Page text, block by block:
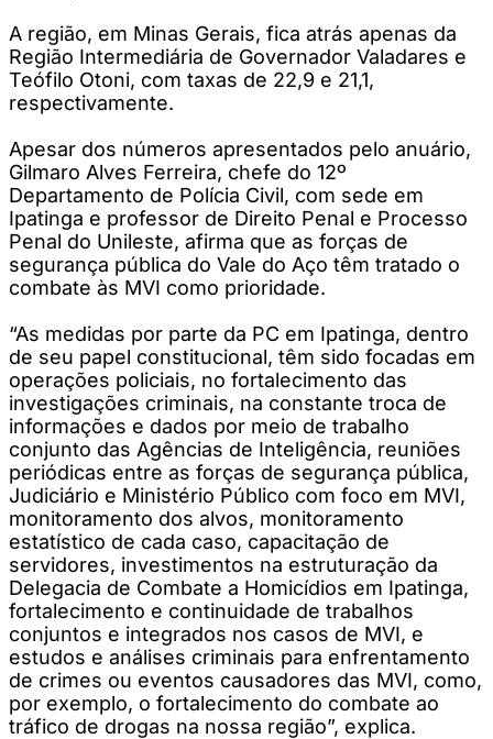
A região, em Minas Gerais, fica atrás apenas da
Região Intermediária de Governador Valadares e
Teófilo Otoni, com taxas de 22,9 e 21,1,
respectivamente.
Apesar dos números apresentados pelo anuário,
Gilmaro Alves Ferreira, chefe do 12º
Departamento de Polícia Civil, com sede em
Ipatinga e professor de Direito Penal e Processo
Penal do Unileste, afirma que as forças de
segurança pública do Vale do Aço têm tratado o
combate às MVI como prioridade.
“As medidas por parte da PC em Ipatinga, dentro
de seu papel constitucional, têm sido focadas em
operações policiais, no fortalecimento das
investigações criminais, na constante troca de
informações e dados por meio de trabalho
conjunto das Agências de Inteligência, reuniões
periódicas entre as forças de segurança pública,
Judiciário e Ministério Público com foco em MVI,
monitoramento dos alvos, monitoramento
estatístico de cada caso, capacitação de
servidores, investimentos na estruturação da
Delegacia de Combate a Homicídios em Ipatinga,
fortalecimento e continuidade de trabalhos
conjuntos e integrados nos casos de MVI, e
estudos e análises criminais para enfrentamento
de crimes ou eventos causadores das MVI, como,
por exemplo, o fortalecimento do combate ao
tráfico de drogas na nossa região”, explica.